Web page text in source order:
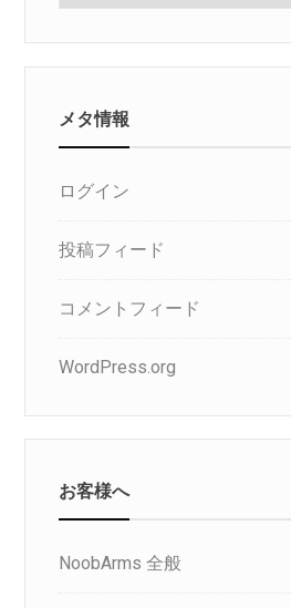
メタ情報
ログイン
投稿フィード
コメントフィード
WordPress.org
お客様へ
NoobArms 全般